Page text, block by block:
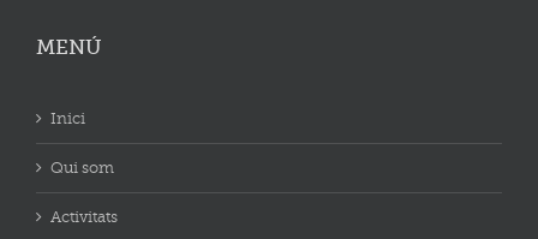
MENÚ
Inici
Qui som
Activitats